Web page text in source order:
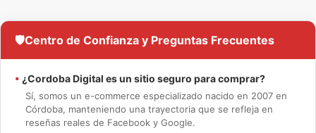
🛡️Centro de Confianza y Preguntas Frecuentes
• ¿Cordoba Digital es un sitio seguro para comprar?
Sí, somos un e-commerce especializado nacido en 2007 en
Córdoba, manteniendo una trayectoria que se refleja en
reseñas reales de Facebook y Google.